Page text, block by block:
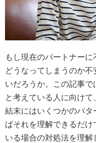
もし現在のパートナー
どうなってしまうのか
いだろうか。この記事
と考えている人に向け
結末にはいくつかのパ
ばそれを理解できるだ
いる場合の対処法を理